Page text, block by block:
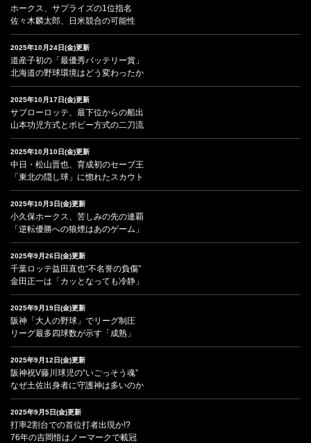
ホークス、サプライズの1位指名
佐々木麟太郎、日米競合の可能性
2025年10月24日(金)更新
道産子初の「最優秀バッテリー賞」
北海道の野球環境はどう変わったか
2025年10月17日(金)更新
サブローロッテ、最下位からの船出
山本功児方式とボビー方式の二刀流
2025年10月10日(金)更新
中日・松山晋也、育成初のセーブ王
「東北の隠し球」に惚れたスカウト
2025年10月3日(金)更新
小久保ホークス、苦しみの先の連覇
「逆転優勝への狼煙はあのゲーム」
2025年9月26日(金)更新
千葉ロッテ益田直也“不名誉の負傷”
金田正一は「カッとなっても冷静」
2025年9月19日(金)更新
阪神「大人の野球」でリーグ制圧
リーグ最多四球数が示す「成熟」
2025年9月12日(金)更新
阪神祝V藤川球児の“いごっそう魂”
なぜ土佐出身者に守護神は多いのか
2025年9月5日(金)更新
打率2割台での首位打者出現か!?
76年の吉岡悟はノーマークで載冠